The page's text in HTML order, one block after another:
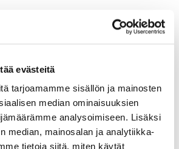
evästeitä
tarjoamamme sisällön ja mainosten
median ominaisuuksien
analysoimiseen. Lisäksi
median, mainosalan ja analytiikka-
tietoja siitä, miten käytät
kerros, Saarijärven kaupungintalo,